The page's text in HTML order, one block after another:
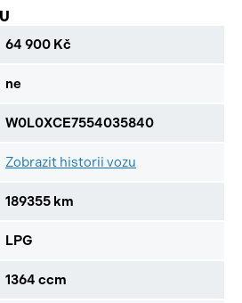
64 900 Kč
ne
W0L0XCE7554035840
Zobrazit historii vozu
189355 km
LPG
1364 ccm